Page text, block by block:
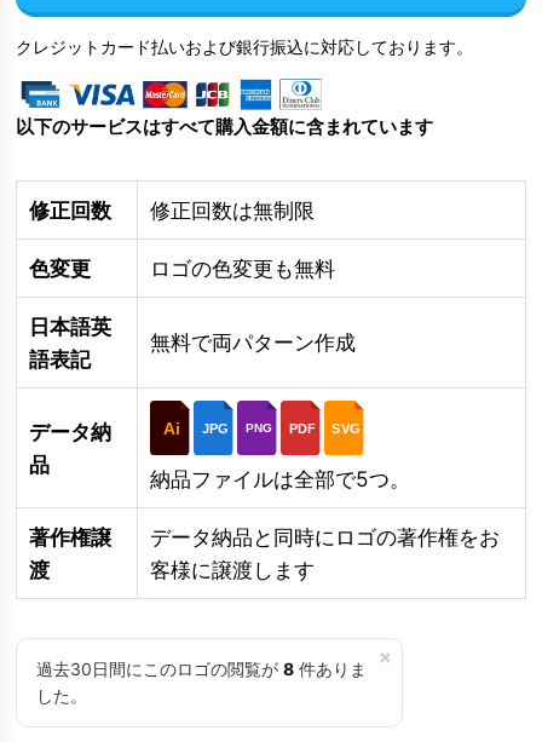
クレジットカード払いおよび銀行振込に対応しております。
以下のサービスはすべて購入金額に含まれています
修正回数 修正回数は無制限
色変更 ロゴの色変更も無料
日本語英
語表記
無料で両パターン作成
データ納
品
Ai JPG PNG PDF SVG
納品ファイルは全部で5つ。
著作権譲
渡
データ納品と同時にロゴの著作権をお
客様に譲渡します
×
過去30日間にこのロゴの閲覧が 8 件ありま
した。